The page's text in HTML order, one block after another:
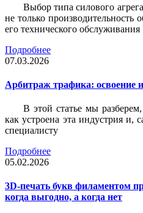
Выбор типа силового
не только производительность
его технического обслуживания
Подробнее
07.03.2026
Арбитраж трафика: освоение
В этой статье мы
как устроена эта индустрия и,
специалисту
Подробнее
05.02.2026
3D-печать букв филаментом
когда выгодно, а когда нет